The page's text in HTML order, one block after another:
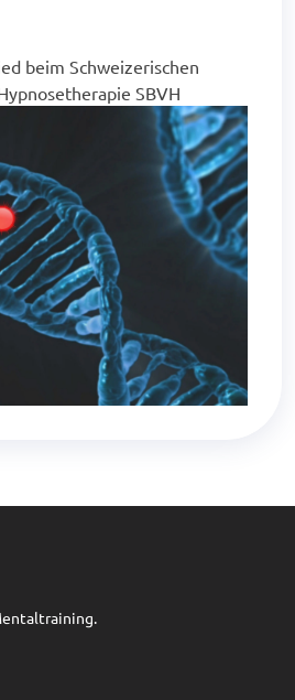
beim Schweizerischen
SBVH